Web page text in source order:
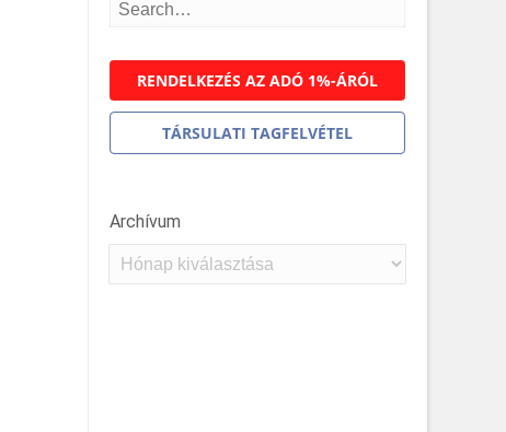
RENDELKEZÉS AZ ADÓ 1%-ÁRÓL
TÁRSULATI TAGFELVÉTEL
Archívum
Archívum